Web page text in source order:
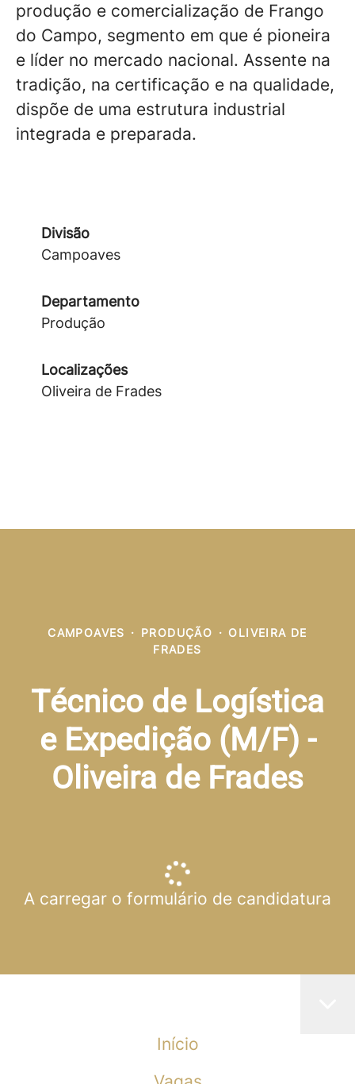
produção e comercialização de Frango
do Campo, segmento em que é pioneira
e líder no mercado nacional. Assente na
tradição, na certificação e na qualidade,
dispõe de uma estrutura industrial
integrada e preparada.
Divisão
Campoaves
Departamento
Produção
Localizações
Oliveira de Frades
CAMPOAVES · PRODUÇÃO · OLIVEIRA DE
FRADES
Técnico de Logística
e Expedição (M/F) -
Oliveira de Frades
A carregar o formulário de candidatura
Início